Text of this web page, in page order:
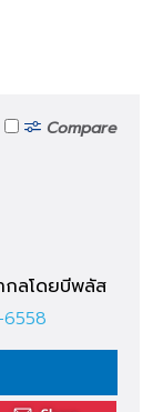
กลโดยบีพลัส
Compare